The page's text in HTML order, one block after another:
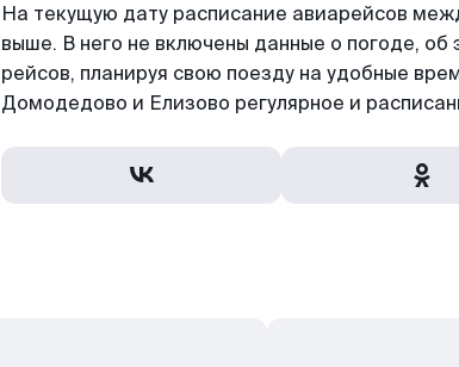
На текущую дату расписание авиарейсов
выше. В него не включены данные о погоде, об
рейсов, планируя свою поезду на удобные
Домодедово и Елизово регулярное и